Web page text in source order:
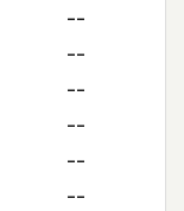
--
--
--
--
--
--